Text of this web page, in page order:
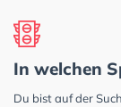
In welchen
Du bist auf der